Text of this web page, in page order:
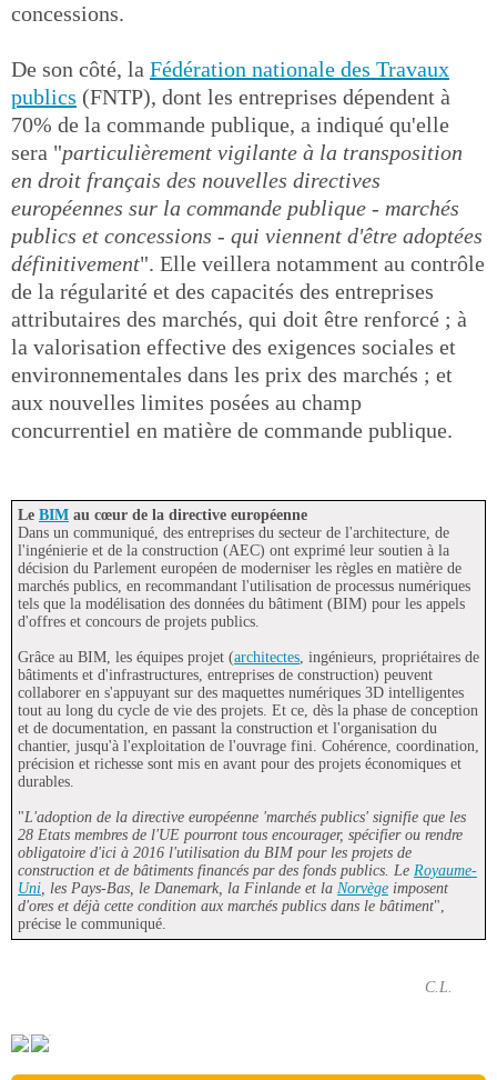
concessions.
De son côté, la Fédération nationale des Travaux
publics (FNTP), dont les entreprises dépendent à
70% de la commande publique, a indiqué qu'elle
sera "particulièrement vigilante à la transposition
en droit français des nouvelles directives
européennes sur la commande publique - marchés
publics et concessions - qui viennent d'être adoptées
définitivement". Elle veillera notamment au contrôle
de la régularité et des capacités des entreprises
attributaires des marchés, qui doit être renforcé ; à
la valorisation effective des exigences sociales et
environnementales dans les prix des marchés ; et
aux nouvelles limites posées au champ
concurrentiel en matière de commande publique.
Le BIM au cœur de la directive européenne
Dans un communiqué, des entreprises du secteur de l'architecture, de
l'ingénierie et de la construction (AEC) ont exprimé leur soutien à la
décision du Parlement européen de moderniser les règles en matière de
marchés publics, en recommandant l'utilisation de processus numériques
tels que la modélisation des données du bâtiment (BIM) pour les appels
d'offres et concours de projets publics.
Grâce au BIM, les équipes projet (architectes, ingénieurs, propriétaires de
bâtiments et d'infrastructures, entreprises de construction) peuvent
collaborer en s'appuyant sur des maquettes numériques 3D intelligentes
tout au long du cycle de vie des projets. Et ce, dès la phase de conception
et de documentation, en passant la construction et l'organisation du
chantier, jusqu'à l'exploitation de l'ouvrage fini. Cohérence, coordination,
précision et richesse sont mis en avant pour des projets économiques et
durables.
"L'adoption de la directive européenne 'marchés publics' signifie que les
28 Etats membres de l'UE pourront tous encourager, spécifier ou rendre
obligatoire d'ici à 2016 l'utilisation du BIM pour les projets de
construction et de bâtiments financés par des fonds publics. Le Royaume-
Uni, les Pays-Bas, le Danemark, la Finlande et la Norvège imposent
d'ores et déjà cette condition aux marchés publics dans le bâtiment",
précise le communiqué.
C.L.